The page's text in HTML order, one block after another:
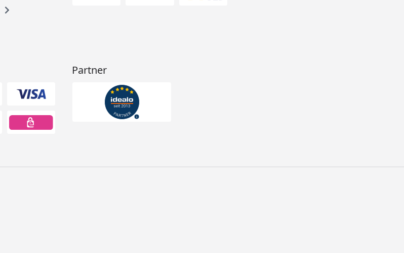
Partner